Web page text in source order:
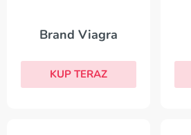
Brand Viagra
KUP TERAZ